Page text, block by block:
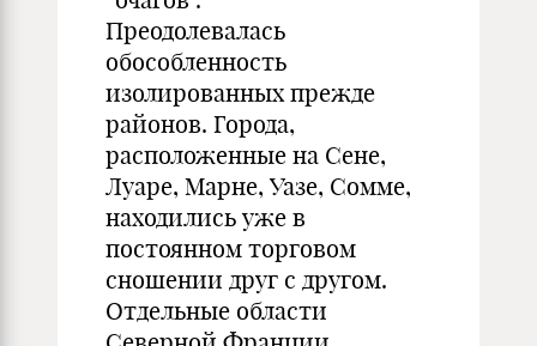
Преодолевалась
обособленность
изолированных прежде
районов. Города,
расположенные на Сене,
Луаре, Марне, Уазе, Сомме,
находились уже в
постоянном торговом
сношении друг с другом.
Отдельные области